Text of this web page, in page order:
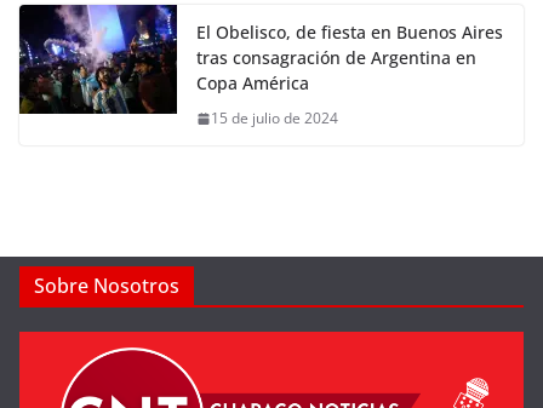
El Obelisco, de fiesta en Buenos Aires
tras consagración de Argentina en
Copa América
15 de julio de 2024
Sobre Nosotros